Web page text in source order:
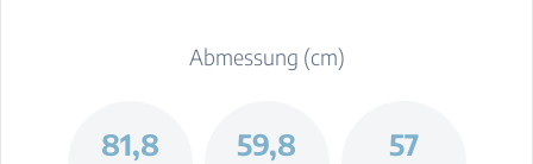
Abmessung (cm)
81,8 59,8 57